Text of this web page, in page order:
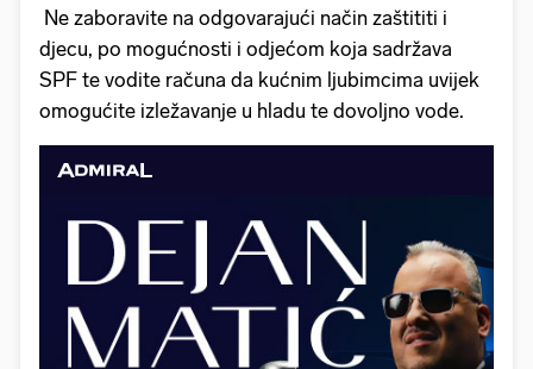
Ne zaboravite na odgovarajući način zaštititi i
djecu, po mogućnosti i odjećom koja sadržava
SPF te vodite računa da kućnim ljubimcima uvijek
omogućite izležavanje u hladu te dovoljno vode.